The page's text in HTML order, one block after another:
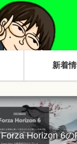
新着
Forza Horizon 6